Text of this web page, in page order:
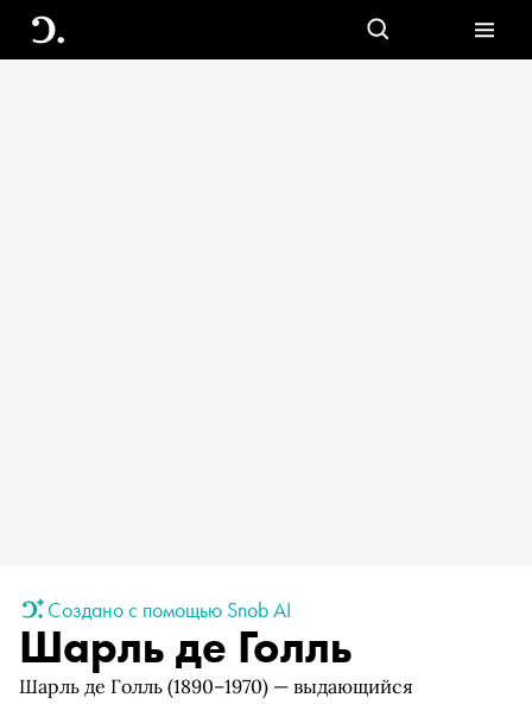
Создано с помощью Snob AI
Шарль де Голль
Шарль де Голль (1890–1970) — выдающийся